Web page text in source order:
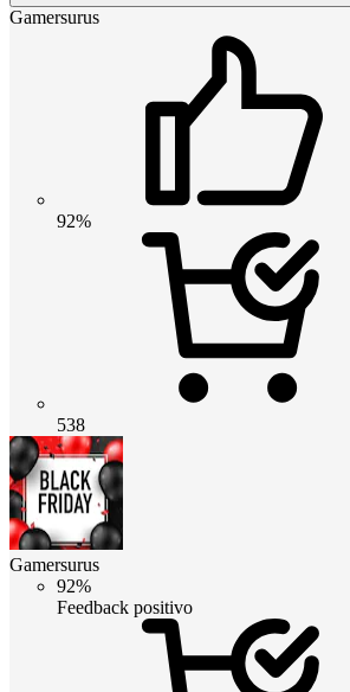
Gamersurus
92%
538
Gamersurus
92%
Feedback positivo